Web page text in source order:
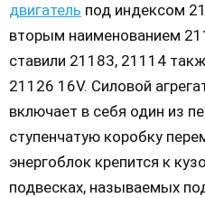
двигатель под индексом
вторым наименованием
ставили 21183, 21114
21126 16V. Силовой
включает в себя один из
ступенчатую коробку
энергоблок крепится к
подвесках, называемых